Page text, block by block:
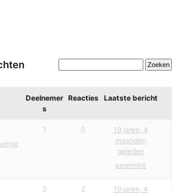
Deelnemer
s
Reacties Laatste bericht
1 0
19 jaren, 4
maanden
geleden
peterm66
2 2
19 jaren, 4